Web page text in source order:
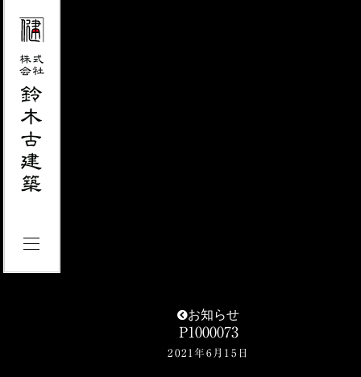
お知らせ
P1000073
2021年6月15日